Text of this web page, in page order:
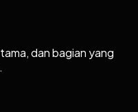
dan bagian yang